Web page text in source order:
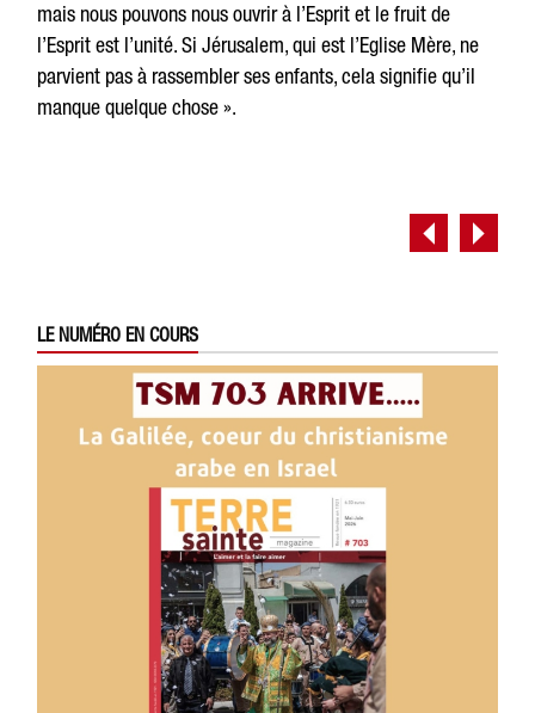
mais nous pouvons nous ouvrir à l’Esprit et le fruit de
l’Esprit est l’unité. Si Jérusalem, qui est l’Eglise Mère, ne
parvient pas à rassembler ses enfants, cela signifie qu’il
manque quelque chose ».
LE NUMÉRO EN COURS